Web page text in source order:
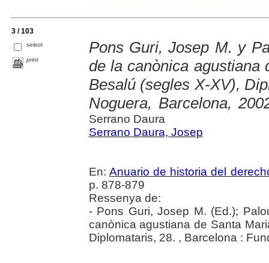
3 / 103
select
print
Pons Guri, Josep M. y
de la canònica
Besalú (segles X-XV),
Noguera, Barcelona,
Serrano Daura
Serrano Daura, Josep
En: Anuario de historia del
p. 878-879
Ressenya de:
- Pons Guri, Josep M. (Ed.);
canònica agustiana de Santa
Diplomataris, 28. , Barcelona :